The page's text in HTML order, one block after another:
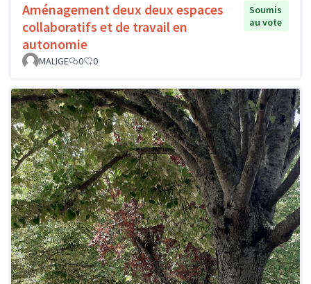
Aménagement deux deux espaces
collaboratifs et de travail en
autonomie
Soumis
au vote
MALIGE 0 0